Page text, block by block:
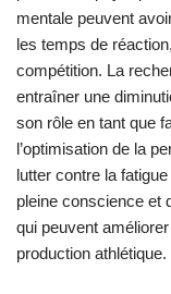
mentale peuvent
les temps de
compétition. La
entraîner une
son rôle en tant que
l’optimisation de la
lutter contre la
pleine conscience et
qui peuvent
production athlétique.